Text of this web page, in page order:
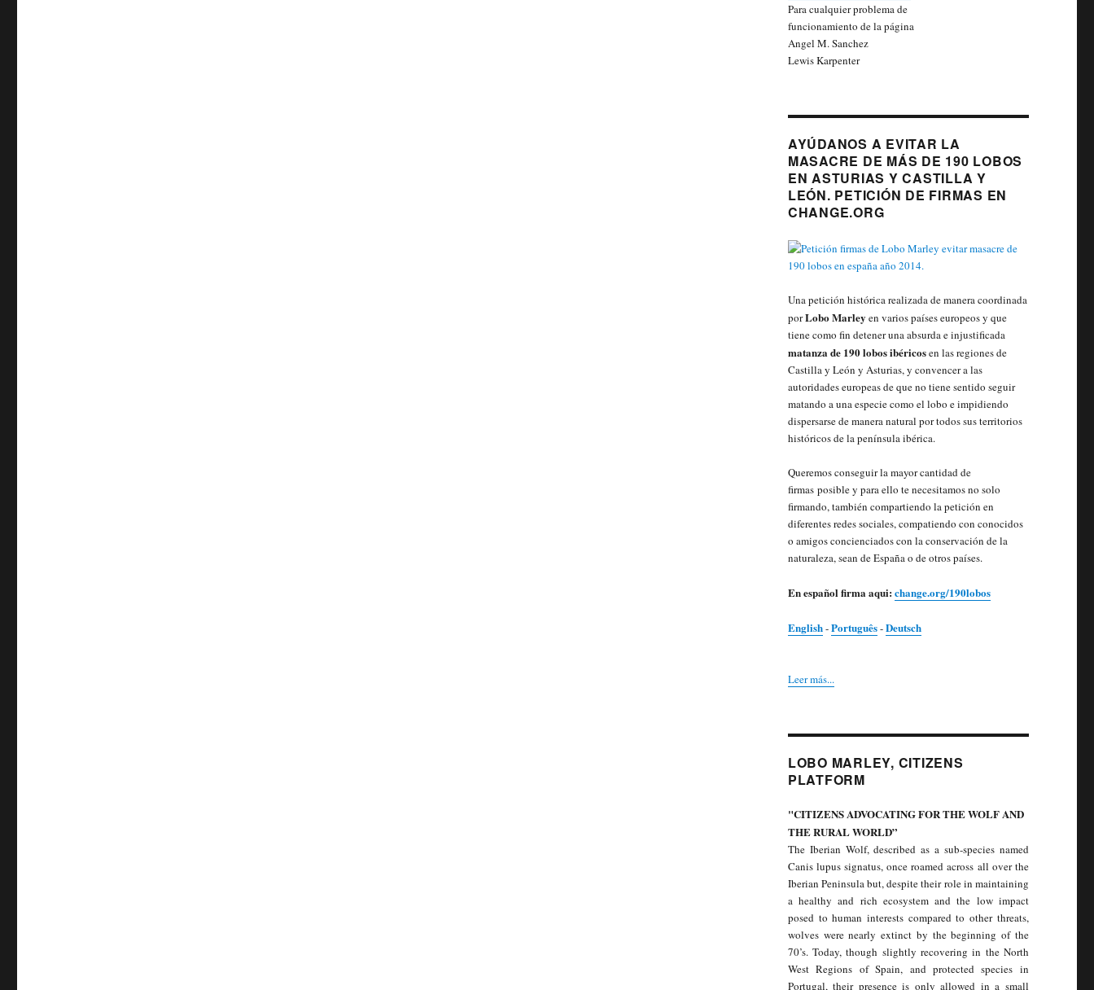
Para cualquier problema de
funcionamiento de la página
Angel M. Sanchez
Lewis Karpenter
AYÚDANOS A EVITAR LA
MASACRE DE MÁS DE 190 LOBOS
EN ASTURIAS Y CASTILLA Y
LEÓN. PETICIÓN DE FIRMAS EN
CHANGE.ORG
Una petición histórica realizada de manera coordinada
porLobo Marley en varios países europeos y que
tiene como fin detener una absurda e injustificada
matanza de 190 lobos ibéricosen las regiones de
Castilla y León y Asturias, y convencer a las
autoridades europeas de que no tiene sentido seguir
matando a una especie como el lobo e impidiendo
dispersarse de manera natural por todos sus territorios
históricos de la península ibérica.
Queremos conseguir la mayor cantidad de
firmas posible y para ello te necesitamos no solo
firmando, también compartiendo la petición en
diferentes redes sociales, compatiendo con conocidos
o amigos concienciados con la conservación de la
naturaleza, sean de España o de otros países.
En español firma aqui: change.org/190lobos
English-Português-Deutsch
Leer más...
LOBO MARLEY, CITIZENS
PLATFORM
"CITIZENS ADVOCATING FOR THE WOLF AND
THE RURAL WORLD”
The Iberian Wolf, described as a sub-species named
Canis lupus signatus, once roamed across all over the
Iberian Peninsula but, despite their role in maintaining
a healthy and rich ecosystem and the low impact
posed to human interests compared to other threats,
wolves were nearly extinct by the beginning of the
70’s. Today, though slightly recovering in the North
West Regions of Spain, and protected species in
Portugal, their presence is only allowed in a small